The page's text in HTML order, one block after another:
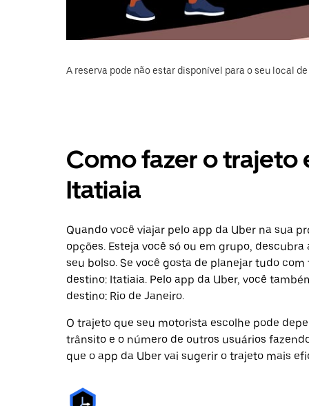
A reserva pode não estar disponível para o seu local
Como fazer o trajeto
Itatiaia
Quando você viajar pelo app da Uber na sua
opções. Esteja você só ou em grupo,
seu bolso. Se você gosta de planejar tudo
destino: Itatiaia. Pelo app da Uber, você
destino: Rio de Janeiro.
O trajeto que seu motorista escolhe pode
trânsito e o número de outros usuários
que o app da Uber vai sugerir o trajeto mais